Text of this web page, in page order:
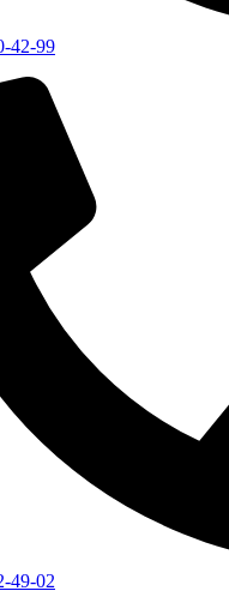
38-87
42-99
49-02